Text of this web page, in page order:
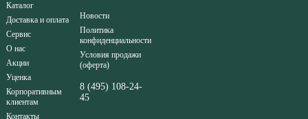
Каталог
Доставка и оплата
Сервис
О нас
Акции
Уценка
Корпоративным
клиентам
Контакты
Новости
Политика
конфиденциальности
Условия продажи
(оферта)
8 (495) 108-24-
45